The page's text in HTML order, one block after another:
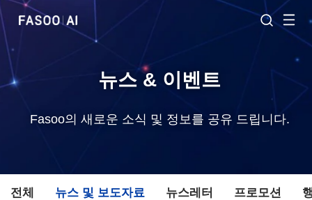
뉴스 & 이벤트
Fasoo의 새로운 소식 및 정보를 공유 드립니다.
전체 뉴스 및 보도자료 뉴스레터 프로모션